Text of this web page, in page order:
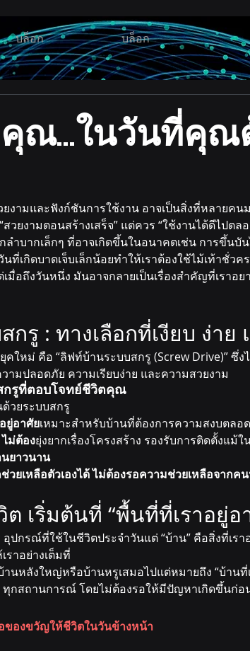
บล็อก บล็อก
ณ...ในวันที่คุณ
งามและฟังก์ชันการใช้งาน อาจเป็นสิ่งที่หลายคน
วยงามตอนสร้างเสร็จ” แต่ควร “ใช้งานได้ดีไปตล
ลำบากเล็กๆ ที่อาจเกิดขึ้นในอนาคตเช่น การขึ้นบั
เกิดบาดเจ็บเล็กน้อยทำให้เราต้องใช้ไม้เท้าชั่วค
มื่อถึงวันหนึ่ง มันอาจกลายเป็นเรื่องสำคัญที่เราอย
รู : ทางเลือกที่เงียบ ง่าย
ใหม่ คือ “ลิฟท์บ้านระบบสกรู (Screw Drive)” ซึ่ง
มปลอดภัย ความเรียบง่าย และความสวยงาม
กรูที่ตอบโจทย์ชีวิตคุณ
วยระบบสกรู
ยู่อาศัยเหมาะสำหรับบ้านที่ต้องการความสงบตลอ
ม่ต้องยุ่งยากเรื่องโครงสร้าง รองรับการติดตั้งแม้
นยาวนาน
วยเหลือตัวเองได้ ไม่ต้องรอความช่วยเหลือจากค
เริ่มต้นที่ “พื้นที่ที่เราอยู่อ
อุปกรณ์ที่ใช้ในชีวิตประจำวันแต่ “บ้าน” คือสิ่งที่เร
าอย่างเต็มที่
นหลังใหญ่หรือบ้านหรูเสมอไปแต่หมายถึง “บ้านที่
ทุกสถานการณ์ โดยไม่ต้องรอให้มีปัญหาเกิดขึ้นก่อ
องขวัญให้ชีวิตในวันข้างหน้า